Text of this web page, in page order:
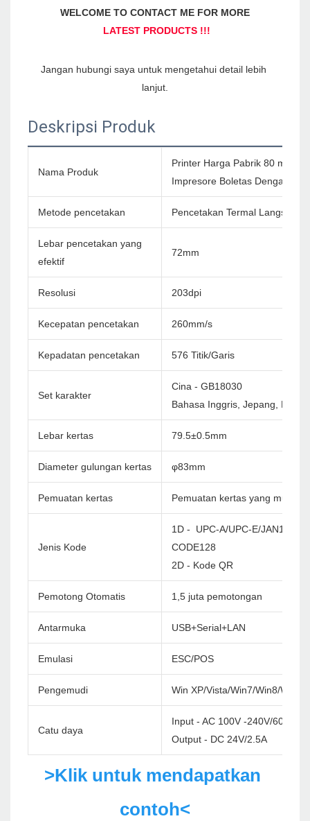
Jangan hubungi saya untuk mengetahui detail lebih
Deskripsi Produk
Nama Produk
Printer Harga Pabrik 80 mm
Impresore Boletas Dengan
Metode pencetakan Pencetakan Termal Langsung
Lebar pencetakan yang
efektif
72mm
Resolusi 203dpi
Kecepatan pencetakan 260mm/s
Kepadatan pencetakan 576 Titik/Garis
Set karakter
Cina - GB18030
Bahasa Inggris, Jepang,
Lebar kertas 79.5±0.5mm
Diameter gulungan kertas φ83mm
Pemuatan kertas Pemuatan kertas yang mudah
Jenis Kode
1D - UPC-A/UPC-E/
CODE128
2D - Kode QR
Pemotong Otomatis 1,5 juta pemotongan
Antarmuka USB+Serial+LAN
Emulasi ESC/POS
Pengemudi Win XP/Vista/Win7/Win8/
Catu daya
Input - AC 100V -240V/60Hz
Output - DC 24V/2.5A
>Klik untuk mendapatkan
contoh<